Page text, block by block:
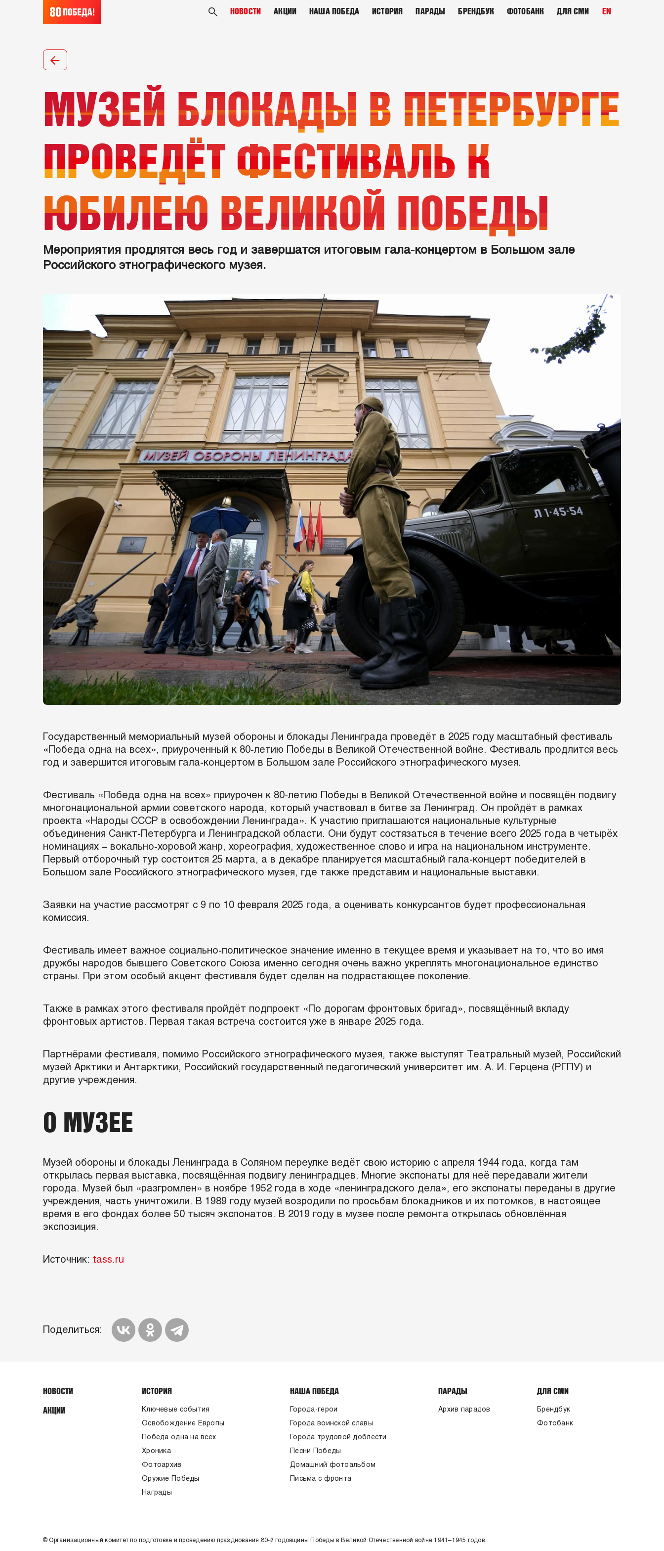
НОВОСТИ АКЦИИ НАША ПОБЕДА ИСТОРИЯ ПАРАДЫ БРЕНДБУК ФОТОБАНК ДЛЯ СМИ EN
МУЗЕЙ БЛОКАДЫ В ПЕТЕРБУРГЕ
ПРОВЕДЁТ ФЕСТИВАЛЬ К
ЮБИЛЕЮ ВЕЛИКОЙ ПОБЕДЫ
Мероприятия продлятся весь год и завершатся итоговым гала-концертом в Большом зале
Российского этнографического музея.
Государственный мемориальный музей обороны и блокады Ленинграда проведёт в 2025 году масштабный фестиваль
«Победа одна на всех», приуроченный к 80-летию Победы в Великой Отечественной войне. Фестиваль продлится весь
год и завершится итоговым гала-концертом в Большом зале Российского этнографического музея.
Фестиваль «Победа одна на всех» приурочен к 80-летию Победы в Великой Отечественной войне и посвящён подвигу
многонациональной армии советского народа, который участвовал в битве за Ленинград. Он пройдёт в рамках
проекта «Народы СССР в освобождении Ленинграда». К участию приглашаются национальные культурные
объединения Санкт-Петербурга и Ленинградской области. Они будут состязаться в течение всего 2025 года в четырёх
номинациях – вокально-хоровой жанр, хореография, художественное слово и игра на национальном инструменте.
Первый отборочный тур состоится 25 марта, а в декабре планируется масштабный гала-концерт победителей в
Большом зале Российского этнографического музея, где также представим и национальные выставки.
Заявки на участие рассмотрят с 9 по 10 февраля 2025 года, а оценивать конкурсантов будет профессиональная
комиссия.
Фестиваль имеет важное социально-политическое значение именно в текущее время и указывает на то, что во имя
дружбы народов бывшего Советского Союза именно сегодня очень важно укреплять многонациональное единство
страны. При этом особый акцент фестиваля будет сделан на подрастающее поколение.
Также в рамках этого фестиваля пройдёт подпроект «По дорогам фронтовых бригад», посвящённый вкладу
фронтовых артистов. Первая такая встреча состоится уже в январе 2025 года.
Партнёрами фестиваля, помимо Российского этнографического музея, также выступят Театральный музей, Российский
музей Арктики и Антарктики, Российский государственный педагогический университет им. А. И. Герцена (РГПУ) и
другие учреждения.
О МУЗЕЕ
Музей обороны и блокады Ленинграда в Соляном переулке ведёт свою историю с апреля 1944 года, когда там
открылась первая выставка, посвящённая подвигу ленинградцев. Многие экспонаты для неё передавали жители
города. Музей был «разгромлен» в ноябре 1952 года в ходе «ленинградского дела», его экспонаты переданы в другие
учреждения, часть уничтожили. В 1989 году музей возродили по просьбам блокадников и их потомков, в настоящее
время в его фондах более 50 тысяч экспонатов. В 2019 году в музее после ремонта открылась обновлённая
экспозиция.
Источник: tass.ru
Поделиться:
НОВОСТИ
АКЦИИ
ИСТОРИЯ
Ключевые события
Освобождение Европы
Победа одна на всех
Хроника
Фотоархив
Оружие Победы
Награды
НАША ПОБЕДА
Города-герои
Города воинской славы
Города трудовой доблести
Песни Победы
Домашний фотоальбом
Письма с фронта
ПАРАДЫ
Архив парадов
ДЛЯ СМИ
Брендбук
Фотобанк
© Организационный комитет по подготовке и проведению празднования 80-й годовщины Победы в Великой Отечественной войне 1941–1945 годов.